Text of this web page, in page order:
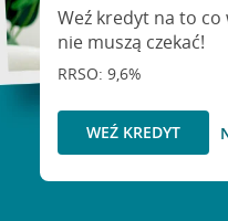
Weź kredyt na to co
nie muszą czekać!
RRSO: 9,6%
WEŹ KREDYT